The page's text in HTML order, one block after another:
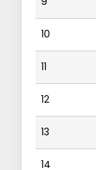
10
11
12
13
14